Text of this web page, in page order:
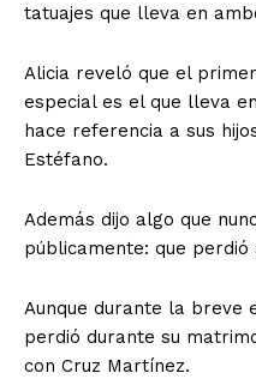
tatuajes que lleva en
Alicia reveló que el
especial es el que lleva
hace referencia a sus
Estéfano.
Además dijo algo que
públicamente: que perdió
Aunque durante la breve
perdió durante su
con Cruz Martínez.